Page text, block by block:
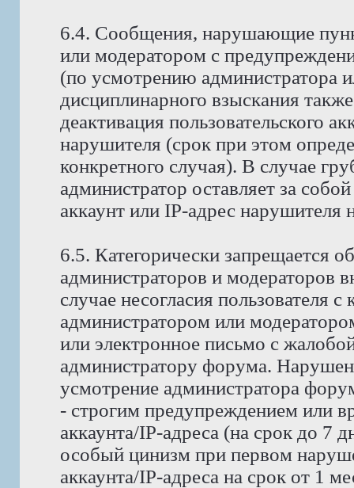
6.4. Сообщения, нарушающие
или модератором с
(по усмотрению администратора
дисциплинарного взыскания
деактивация пользовательского
нарушителя (срок при этом
конкретного случая). В случае
администратор оставляет за
аккаунт или IP-адрес нарушителя
6.5. Категорически запрещается
администраторов и модераторов
случае несогласия
администратором или
или электронное письмо с
администратору форума.
усмотрение администратора
- строгим предупреждением или
аккаунта/IP-адреса (на срок до 7
особый цинизм при первом
аккаунта/IP-адреса на срок от 1